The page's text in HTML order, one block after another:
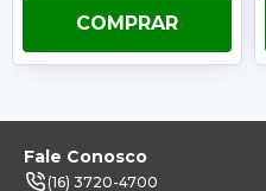
COMPRAR
Fale Conosco
(16) 3720-4700